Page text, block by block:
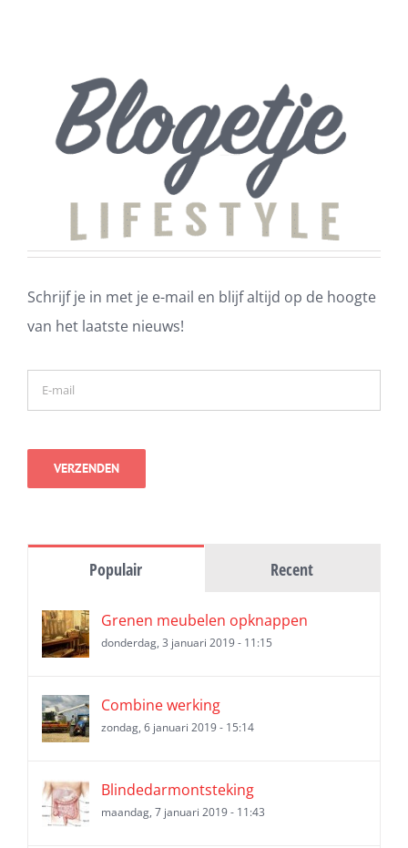
Schrijf je in met je e-mail en blijf altijd op de hoogte
van het laatste nieuws!
Populair Recent
Grenen meubelen opknappen
donderdag, 3 januari 2019 - 11:15
Combine werking
zondag, 6 januari 2019 - 15:14
Blindedarmontsteking
maandag, 7 januari 2019 - 11:43